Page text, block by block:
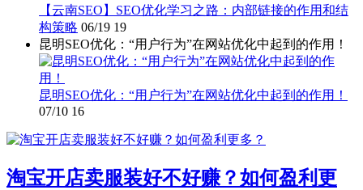
【云南SEO】SEO优化学习之路：内部链接的作用和结
构策略 06/19 19
昆明SEO优化：“用户行为”在网站优化中起到的作用！
昆明SEO优化：“用户行为”在网站优化中起到的作用！
07/10 16
淘宝开店卖服装好不好赚？如何盈利更